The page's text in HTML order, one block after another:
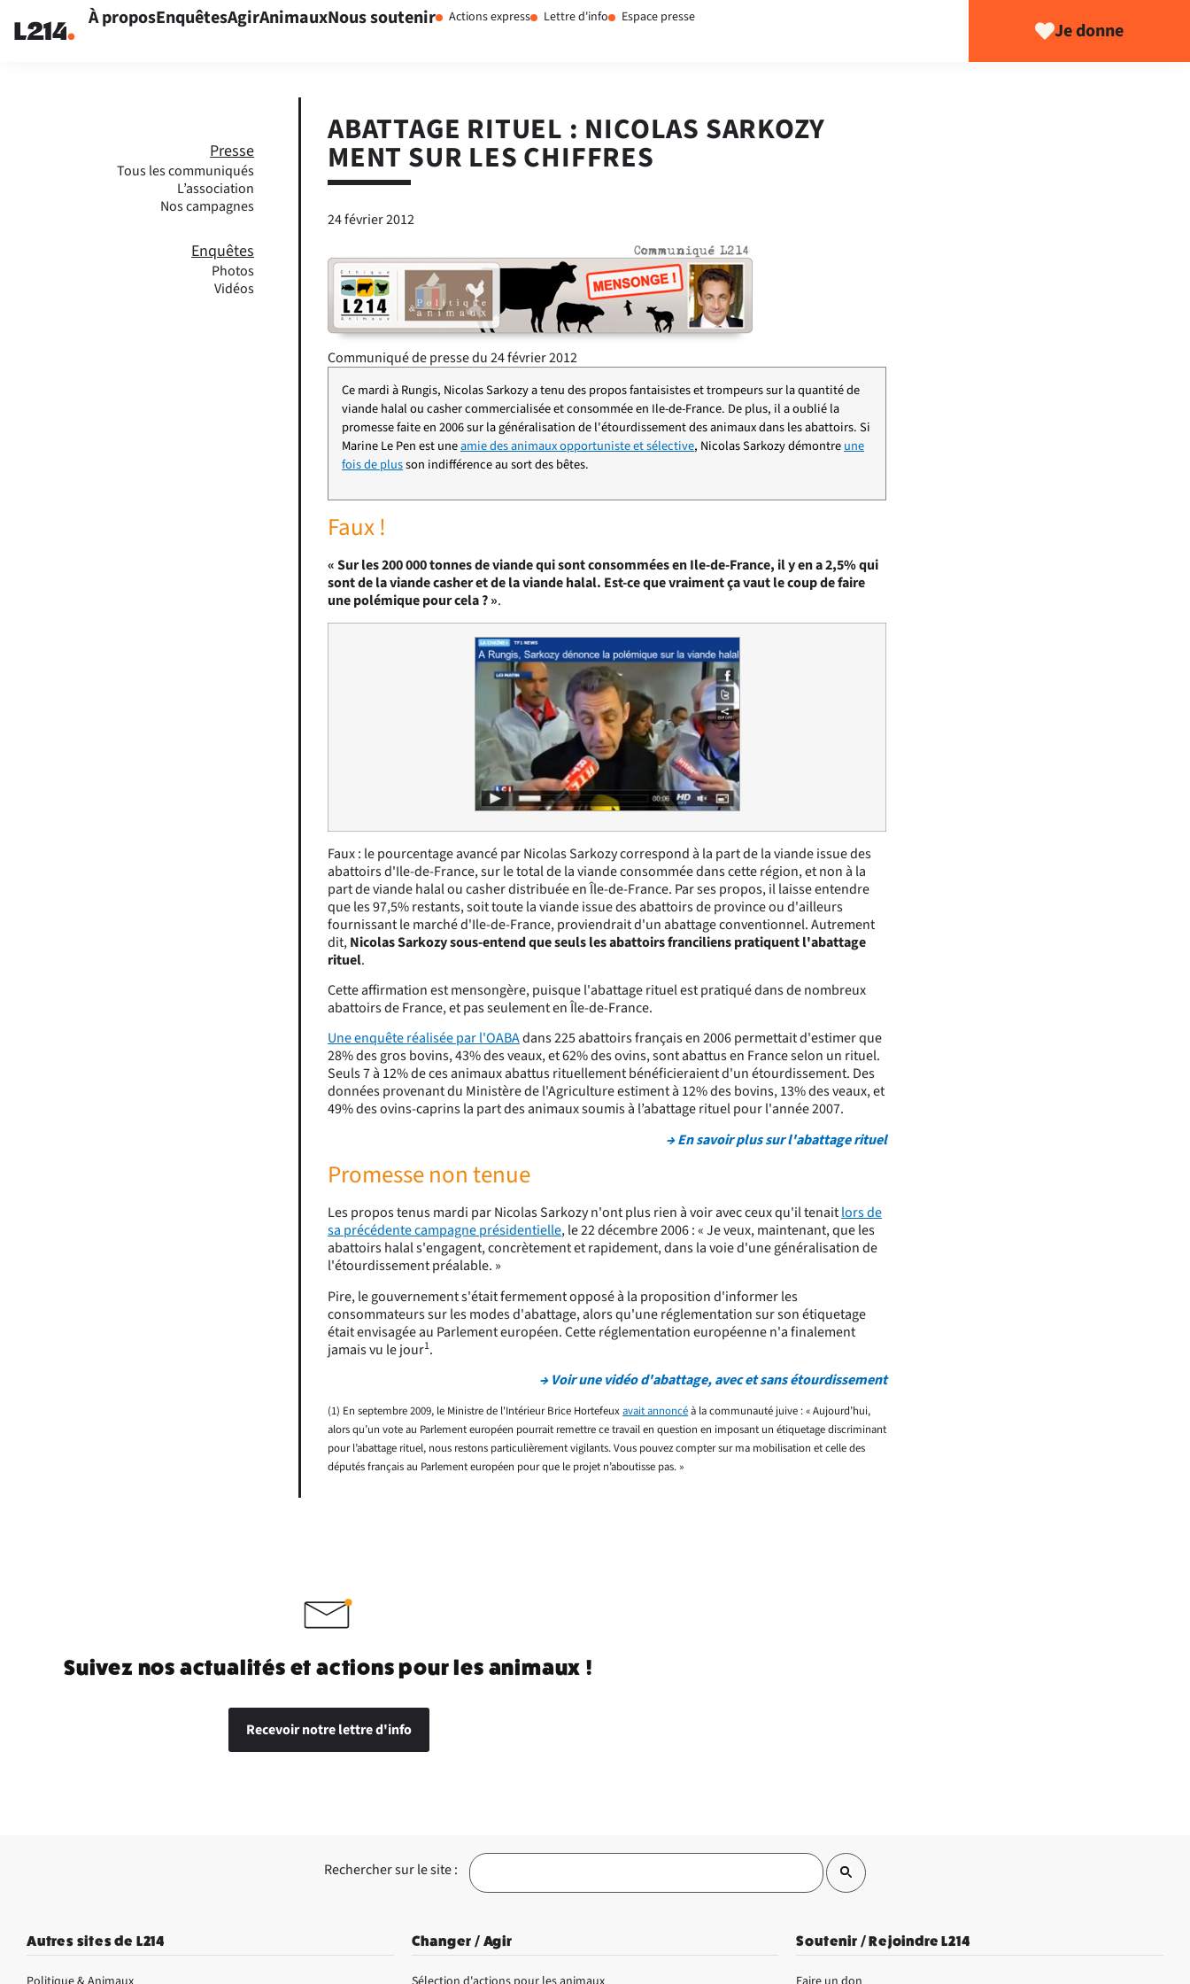
À proposEnquêtesAgirAnimauxNous soutenir Actions express Lettre d'info Espace presse
Je donne
Presse
Tous les communiqués
L’association
Nos campagnes
Enquêtes
Photos
Vidéos
ABATTAGE RITUEL : NICOLAS SARKOZY
MENT SUR LES CHIFFRES
24 février 2012
Communiqué de presse du 24 février 2012
Ce mardi à Rungis, Nicolas Sarkozy a tenu des propos fantaisistes et trompeurs sur la quantité de
viande halal ou casher commercialisée et consommée en Ile-de-France. De plus, il a oublié la
promesse faite en 2006 sur la généralisation de l'étourdissement des animaux dans les abattoirs. Si
Marine Le Pen est uneamie des animaux opportuniste et sélective, Nicolas Sarkozy démontreune
fois de plusson indifférence au sort des bêtes.
Faux !
« Sur les 200 000 tonnes de viande qui sont consommées en Ile-de-France, il y en a 2,5% qui
sont de la viande casher et de la viande halal. Est-ce que vraiment ça vaut le coup de faire
une polémique pour cela ? ».
Faux : le pourcentage avancé par Nicolas Sarkozy correspond à la part de la viande issue des
abattoirs d'Ile-de-France, sur le total de la viande consommée dans cette région, et non à la
part de viande halal ou casher distribuée en Île-de-France. Par ses propos, il laisse entendre
que les 97,5% restants, soit toute la viande issue des abattoirs de province ou d'ailleurs
fournissant le marché d'Ile-de-France, proviendrait d'un abattage conventionnel. Autrement
dit,Nicolas Sarkozy sous-entend que seuls les abattoirs franciliens pratiquent l'abattage
rituel.
Cette affirmation est mensongère, puisque l'abattage rituel est pratiqué dans de nombreux
abattoirs de France, et pas seulement en Île-de-France.
Une enquête réalisée par l'OABAdans 225 abattoirs français en 2006 permettait d'estimer que
28% des gros bovins, 43% des veaux, et 62% des ovins, sont abattus en France selon un rituel.
Seuls 7 à 12% de ces animaux abattus rituellement bénéficieraient d'un étourdissement. Des
données provenant du Ministère de l'Agriculture estiment à 12% des bovins, 13% des veaux, et
49% des ovins-caprins la part des animaux soumis à l’abattage rituel pour l'année 2007.
→ En savoir plus sur l'abattage rituel
Promesse non tenue
Les propos tenus mardi par Nicolas Sarkozy n'ont plus rien à voir avec ceux qu'il tenaitlors de
sa précédente campagne présidentielle, le 22 décembre 2006 : « Je veux, maintenant, que les
abattoirs halal s'engagent, concrètement et rapidement, dans la voie d'une généralisation de
l'étourdissement préalable. »
Pire, le gouvernement s'était fermement opposé à la proposition d'informer les
consommateurs sur les modes d'abattage, alors qu'une réglementation sur son étiquetage
était envisagée au Parlement européen. Cette réglementation européenne n'a finalement
jamais vu le jour1.
→ Voir une vidéo d'abattage, avec et sans étourdissement
(1) En septembre 2009, le Ministre de l'Intérieur Brice Hortefeuxavait annoncéà la communauté juive : « Aujourd’hui,
alors qu’un vote au Parlement européen pourrait remettre ce travail en question en imposant un étiquetage discriminant
pour l’abattage rituel, nous restons particulièrement vigilants. Vous pouvez compter sur ma mobilisation et celle des
députés français au Parlement européen pour que le projet n’aboutisse pas. »
Suivez nos actualités et actions pour les animaux !
Recevoir notre lettre d'info
Rechercher sur le site :
Autres sites de L214 Changer / Agir Soutenir / Rejoindre L214